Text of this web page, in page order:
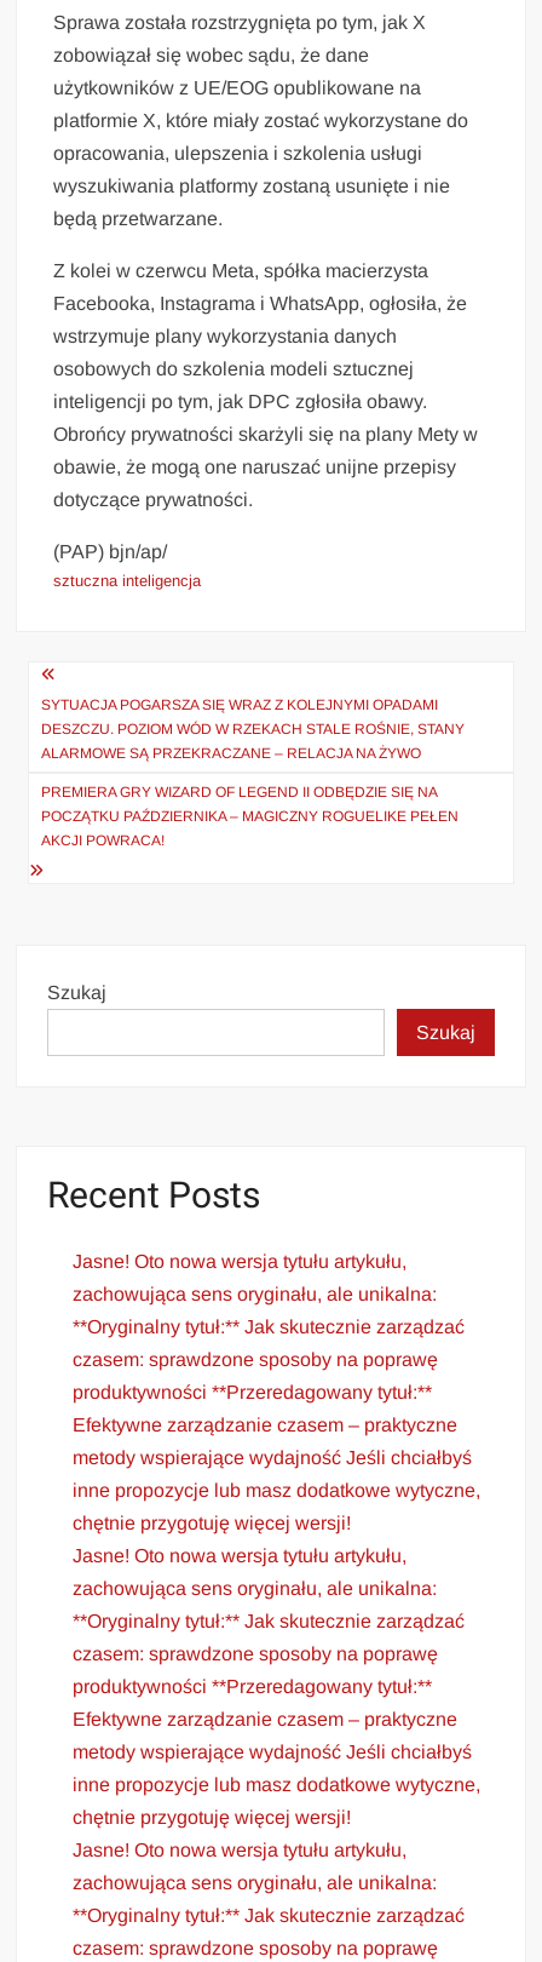
Sprawa została rozstrzygnięta po tym, jak X
zobowiązał się wobec sądu, że dane
użytkowników z UE/EOG opublikowane na
platformie X, które miały zostać wykorzystane do
opracowania, ulepszenia i szkolenia usługi
wyszukiwania platformy zostaną usunięte i nie
będą przetwarzane.
Z kolei w czerwcu Meta, spółka macierzysta
Facebooka, Instagrama i WhatsApp, ogłosiła, że
wstrzymuje plany wykorzystania danych
osobowych do szkolenia modeli sztucznej
inteligencji po tym, jak DPC zgłosiła obawy.
Obrońcy prywatności skarżyli się na plany Mety w
obawie, że mogą one naruszać unijne przepisy
dotyczące prywatności.
(PAP) bjn/ap/
sztuczna inteligencja
Nawigacja
wpisu
SYTUACJA POGARSZA SIĘ WRAZ Z KOLEJNYMI OPADAMI
DESZCZU. POZIOM WÓD W RZEKACH STALE ROŚNIE, STANY
ALARMOWE SĄ PRZEKRACZANE – RELACJA NA ŻYWO
PREMIERA GRY WIZARD OF LEGEND II ODBĘDZIE SIĘ NA
POCZĄTKU PAŹDZIERNIKA – MAGICZNY ROGUELIKE PEŁEN
AKCJI POWRACA!
Szukaj
Szukaj
Recent Posts
Jasne! Oto nowa wersja tytułu artykułu,
zachowująca sens oryginału, ale unikalna:
**Oryginalny tytuł:** Jak skutecznie zarządzać
czasem: sprawdzone sposoby na poprawę
produktywności **Przeredagowany tytuł:**
Efektywne zarządzanie czasem – praktyczne
metody wspierające wydajność Jeśli chciałbyś
inne propozycje lub masz dodatkowe wytyczne,
chętnie przygotuję więcej wersji!
Jasne! Oto nowa wersja tytułu artykułu,
zachowująca sens oryginału, ale unikalna:
**Oryginalny tytuł:** Jak skutecznie zarządzać
czasem: sprawdzone sposoby na poprawę
produktywności **Przeredagowany tytuł:**
Efektywne zarządzanie czasem – praktyczne
metody wspierające wydajność Jeśli chciałbyś
inne propozycje lub masz dodatkowe wytyczne,
chętnie przygotuję więcej wersji!
Jasne! Oto nowa wersja tytułu artykułu,
zachowująca sens oryginału, ale unikalna:
**Oryginalny tytuł:** Jak skutecznie zarządzać
czasem: sprawdzone sposoby na poprawę